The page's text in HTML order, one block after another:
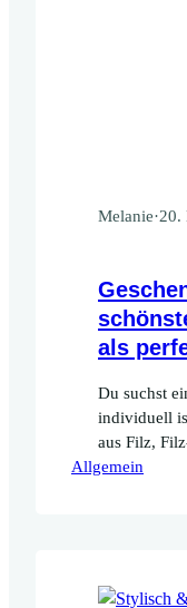
Melanie·20.
als
Du suchst
individuell
aus Filz,
Allgemein